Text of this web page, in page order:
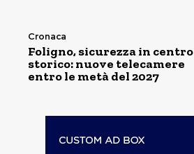
Cronaca
Foligno, sicurezza in centro
storico: nuove telecamere
entro le metà del 2027